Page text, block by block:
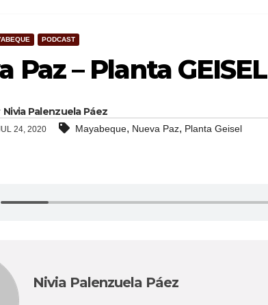
PODCAST
Paz – Planta GEISEL
Nivia Palenzuela Páez
24, 2020 Mayabeque, Nueva Paz, Planta Geisel
Nivia Palenzuela Páez